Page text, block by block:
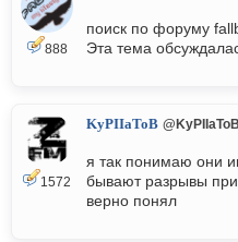
888
поиск по форуму
Эта тема
1572
KyPIIaToB @KyPIIaToB
я так понимаю они
бывают разрывы
верно понял